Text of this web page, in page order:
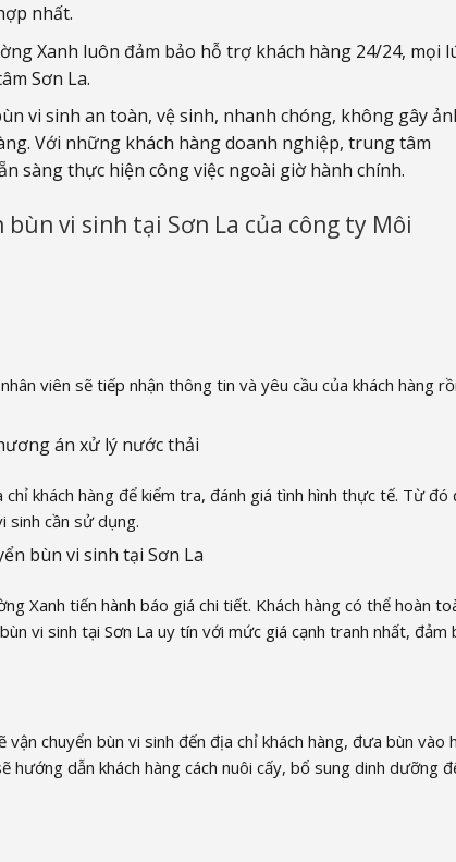
nhất.
Xanh luôn đảm bảo hỗ trợ khách hàng 24/24, mọi
Sơn La.
vi sinh an toàn, vệ sinh, nhanh chóng, không gây
Với những khách hàng doanh nghiệp, trung tâm
sàng thực hiện công việc ngoài giờ hành chính.
vi sinh tại Sơn La của công ty Môi
viên sẽ tiếp nhận thông tin và yêu cầu của khách hàng
án xử lý nước thải
khách hàng để kiểm tra, đánh giá tình hình thực tế. Từ đó
sinh cần sử dụng.
bùn vi sinh tại Sơn La
Xanh tiến hành báo giá chi tiết. Khách hàng có thể hoàn
vi sinh tại Sơn La uy tín với mức giá cạnh tranh nhất, đảm
chuyển bùn vi sinh đến địa chỉ khách hàng, đưa bùn vào
hướng dẫn khách hàng cách nuôi cấy, bổ sung dinh dưỡng